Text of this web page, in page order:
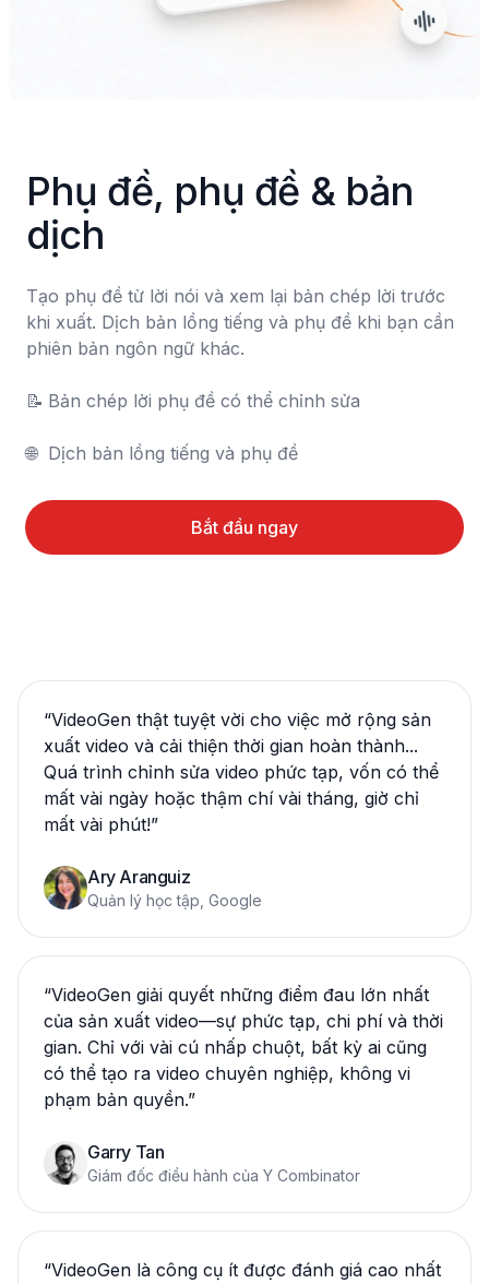
Phụ đề, phụ đề & bản
dịch
Tạo phụ đề từ lời nói và xem lại bản chép lời trước
khi xuất. Dịch bản lồng tiếng và phụ đề khi bạn cần
phiên bản ngôn ngữ khác.
📝	Bản chép lời phụ đề có thể chỉnh sửa
🌐	Dịch bản lồng tiếng và phụ đề
Bắt đầu ngay
“VideoGen thật tuyệt vời cho việc mở rộng sản
xuất video và cải thiện thời gian hoàn thành...
Quá trình chỉnh sửa video phức tạp, vốn có thể
mất vài ngày hoặc thậm chí vài tháng, giờ chỉ
mất vài phút!”
Ary Aranguiz
Quản lý học tập, Google
“VideoGen giải quyết những điểm đau lớn nhất
của sản xuất video—sự phức tạp, chi phí và thời
gian. Chỉ với vài cú nhấp chuột, bất kỳ ai cũng
có thể tạo ra video chuyên nghiệp, không vi
phạm bản quyền.”
Garry Tan
Giám đốc điều hành của Y Combinator
“VideoGen là công cụ ít được đánh giá cao nhất